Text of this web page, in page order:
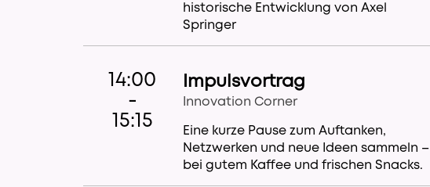
historische Entwicklung von Axel
Springer
14:00
-
15:15
Impulsvortrag
Innovation Corner
Eine kurze Pause zum Auftanken,
Netzwerken und neue Ideen sammeln –
bei gutem Kaffee und frischen Snacks.